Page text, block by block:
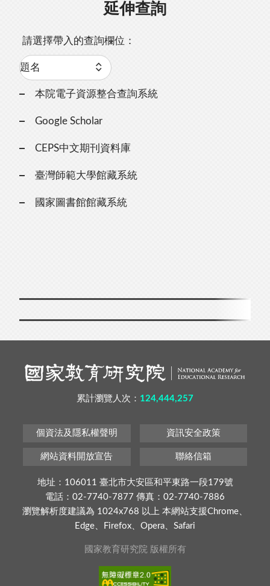
延伸查詢
請選擇帶入的查詢欄位：
本院電子資源整合查詢系統
Google Scholar
CEPS中文期刊資料庫
臺灣師範大學館藏系統
國家圖書館館藏系統
累計瀏覽人次： 124,444,257
個資法及隱私權聲明 資訊安全政策
網站資料開放宣告 聯絡信箱
地址：106011 臺北市大安區和平東路一段179號
電話：02-7740-7877 傳真：02-7740-7886
瀏覽解析度建議為 1024x768 以上 本網站支援Chrome、
Edge、Firefox、Opera、Safari
國家教育研究院 版權所有